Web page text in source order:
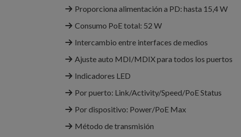
Proporciona alimentación a PD: hasta 15,4 W
Consumo PoE total: 52 W
Intercambio entre interfaces de medios
Ajuste auto MDI/MDIX para todos los puertos
Indicadores LED
Por puerto: Link/Activity/Speed/PoE Status
Por dispositivo: Power/PoE Max
Método de transmisión